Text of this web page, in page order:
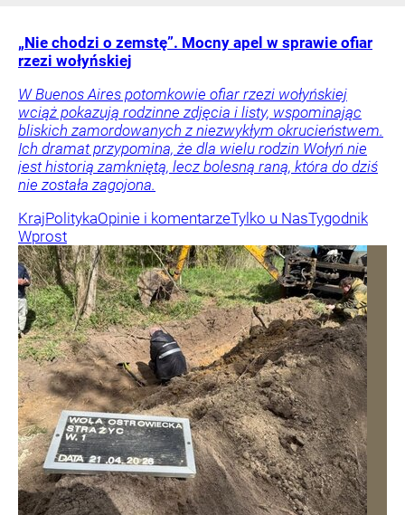
„Nie chodzi o zemstę”. Mocny apel w sprawie ofiar
rzezi wołyńskiej
W Buenos Aires potomkowie ofiar rzezi wołyńskiej
wciąż pokazują rodzinne zdjęcia i listy, wspominając
bliskich zamordowanych z niezwykłym okrucieństwem.
Ich dramat przypomina, że dla wielu rodzin Wołyń nie
jest historią zamkniętą, lecz bolesną raną, która do dziś
nie została zagojona.
KrajPolitykaOpinie i komentarzeTylko u NasTygodnik
Wprost